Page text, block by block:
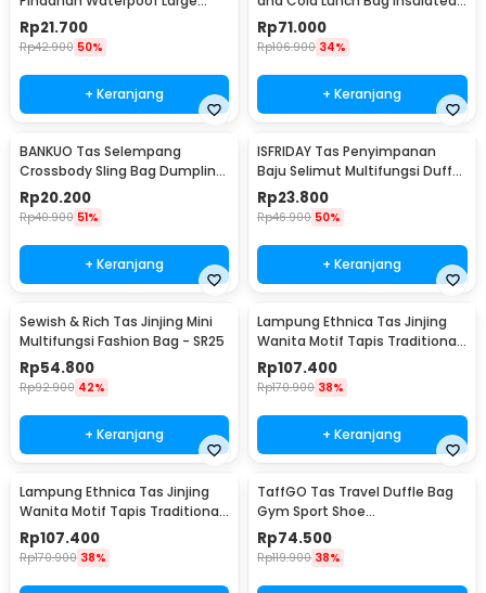
Organizer Bag 90x30x50cm -
HR-01
Rp21.700
Rp42.900 50%
+ Keranjang
Backpack - YY29
Rp71.000
Rp106.900 34%
+ Keranjang
BANKUO Tas Selempang
Crossbody Sling Bag Dumpling
Adjustable Strap - BK22
Rp20.200
Rp40.900 51%
+ Keranjang
ISFRIDAY Tas Penyimpanan
Baju Selimut Multifungsi Duffel
Organizer Bag Barcode - IF45
Rp23.800
Rp46.900 50%
+ Keranjang
Sewish & Rich Tas Jinjing Mini
Multifungsi Fashion Bag - SR25
Rp54.800
Rp92.900 42%
+ Keranjang
Lampung Ethnica Tas Jinjing
Wanita Motif Tapis Traditional
Handbag - LE2
Rp107.400
Rp170.900 38%
+ Keranjang
Lampung Ethnica Tas Jinjing
Wanita Motif Tapis Traditional
Handbag - LE3
Rp107.400
Rp170.900 38%
TaffGO Tas Travel Duffle Bag
Gym Sport Shoe
Compartment 30L - C48
Rp74.500
Rp119.900 38%